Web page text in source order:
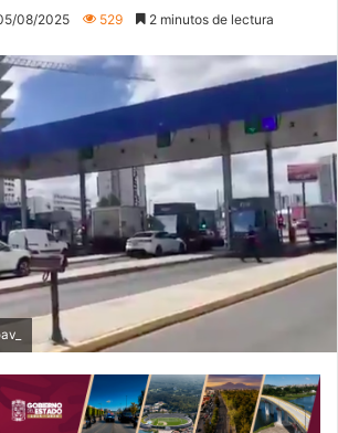
08/2025 529 2 minutos de lectura